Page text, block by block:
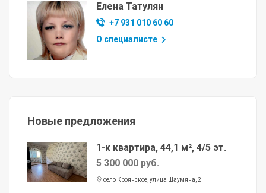
Елена Татулян
+7 931 010 60 60
О специалисте
Новые предложения
1-к квартира, 44,1 м², 4/5 эт.
5 300 000 руб.
село Кроянское, улица Шаумяна, 2